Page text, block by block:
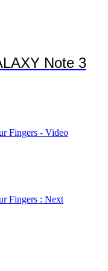
Note 3
Fingers - Video
Fingers : Next